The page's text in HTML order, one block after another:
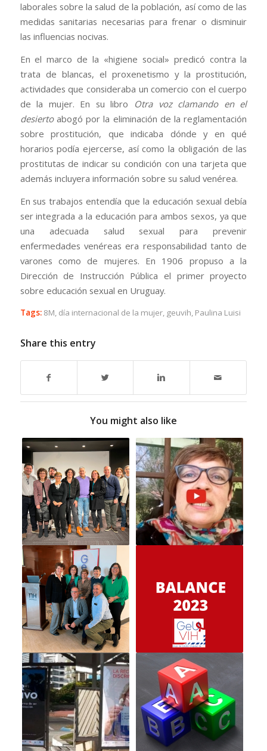
laborales sobre la salud de la población, así como de las
medidas sanitarias necesarias para frenar o disminuir
las influencias nocivas.
En el marco de la «higiene social» predicó contra la
trata de blancas, el proxenetismo y la prostitución,
actividades que consideraba un comercio con el cuerpo
de la mujer. En su libro Otra voz clamando en el
desiertoabogó por la eliminación de la reglamentación
sobre prostitución, que indicaba dónde y en qué
horarios podía ejercerse, así como la obligación de las
prostitutas de indicar su condición con una tarjeta que
además incluyera información sobre su salud venérea.​
En sus trabajos entendía que la educación sexual debía
ser integrada a la educación para ambos sexos, ya que
una adecuada salud sexual para prevenir
enfermedades venéreas era responsabilidad tanto de
varones como de mujeres.​ En 1906 propuso a la
Dirección de Instrucción Pública el primer proyecto
sobre educación sexual en Uruguay.​
Tags: 8M, día internacional de la mujer, geuvih, Paulina Luisi
Share this entry
You might also like